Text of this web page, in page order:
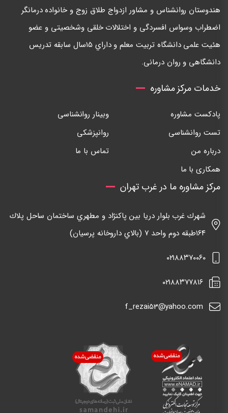
هندوستان روانشناس و مشاور ازدواج طلاق زوج و خانواده درمانگر
اضطراب وسواس افسردگی و اختلالات خلقی وشخصيتی و عضو
هئيت علمی دانشگاه تربيت معلم و داراي ١٥سال سابقه تدريس
دانشگاهی و روان درمانی.
خدمات مرکز مشاوره
پادکست مشاوره
وبینار روانشناسی
تست روانشناسی
روانپزشکی
درباره من
تماس با ما
همکاری با ما
مرکز مشاوره ما در غرب تهران
شهرك غرب بلوار دريا بين پاكنژاد و مطهري ساختمان ساحل پلاك
١٦٤طبقه دوم واحد ٧ (بالاي داروخانه پرسيان)
٠٢١٨٨٣٧٠٠٦٠
٠٢١٨٨٣٧٧٨١٦
f_rezai53@yahoo.com